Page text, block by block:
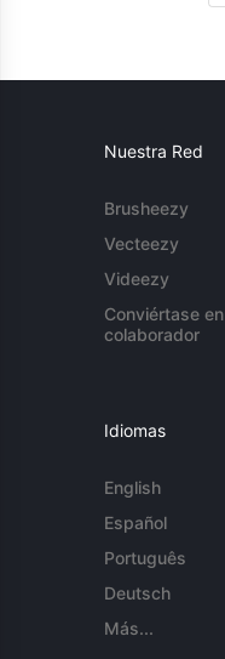
Nuestra Red
Brusheezy
Vecteezy
Videezy
Conviértase en
colaborador
Idiomas
English
Español
Português
Deutsch
Más...